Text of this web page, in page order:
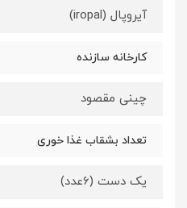
آیروپال (iropal)
کارخانه سازنده
چینی مقصود
تعداد بشقاب غذا خوری
یک دست (6عدد)